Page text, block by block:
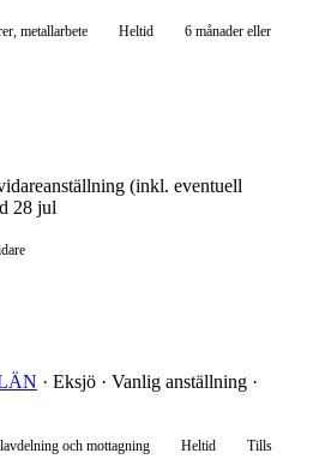
metallarbete Heltid
6 månader eller
(inkl. eventuell
28 jul
· Eksjö · Vanlig anställning ·
och mottagning Heltid
Tills